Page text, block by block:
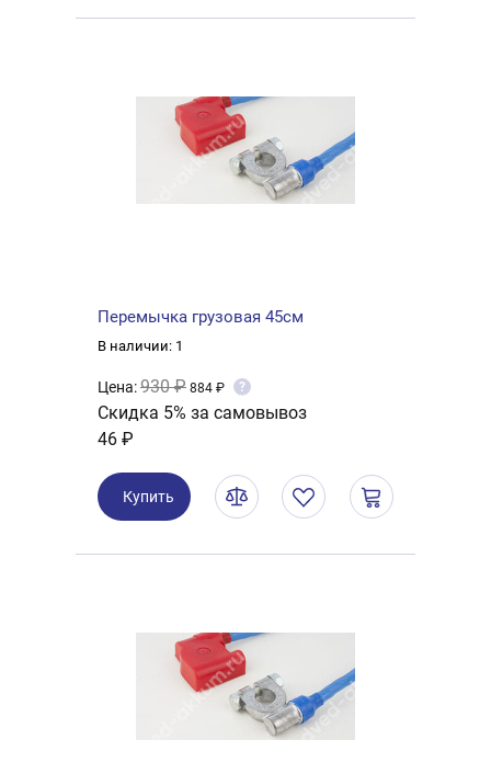
Перемычка грузовая 45см
В наличии: 1
Цена:930 ₽ 884 ₽ ?
Скидка 5% за самовывоз
46 ₽
Купить